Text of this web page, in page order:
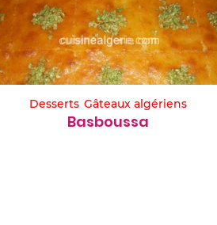
Desserts Gâteaux algériens
Basboussa